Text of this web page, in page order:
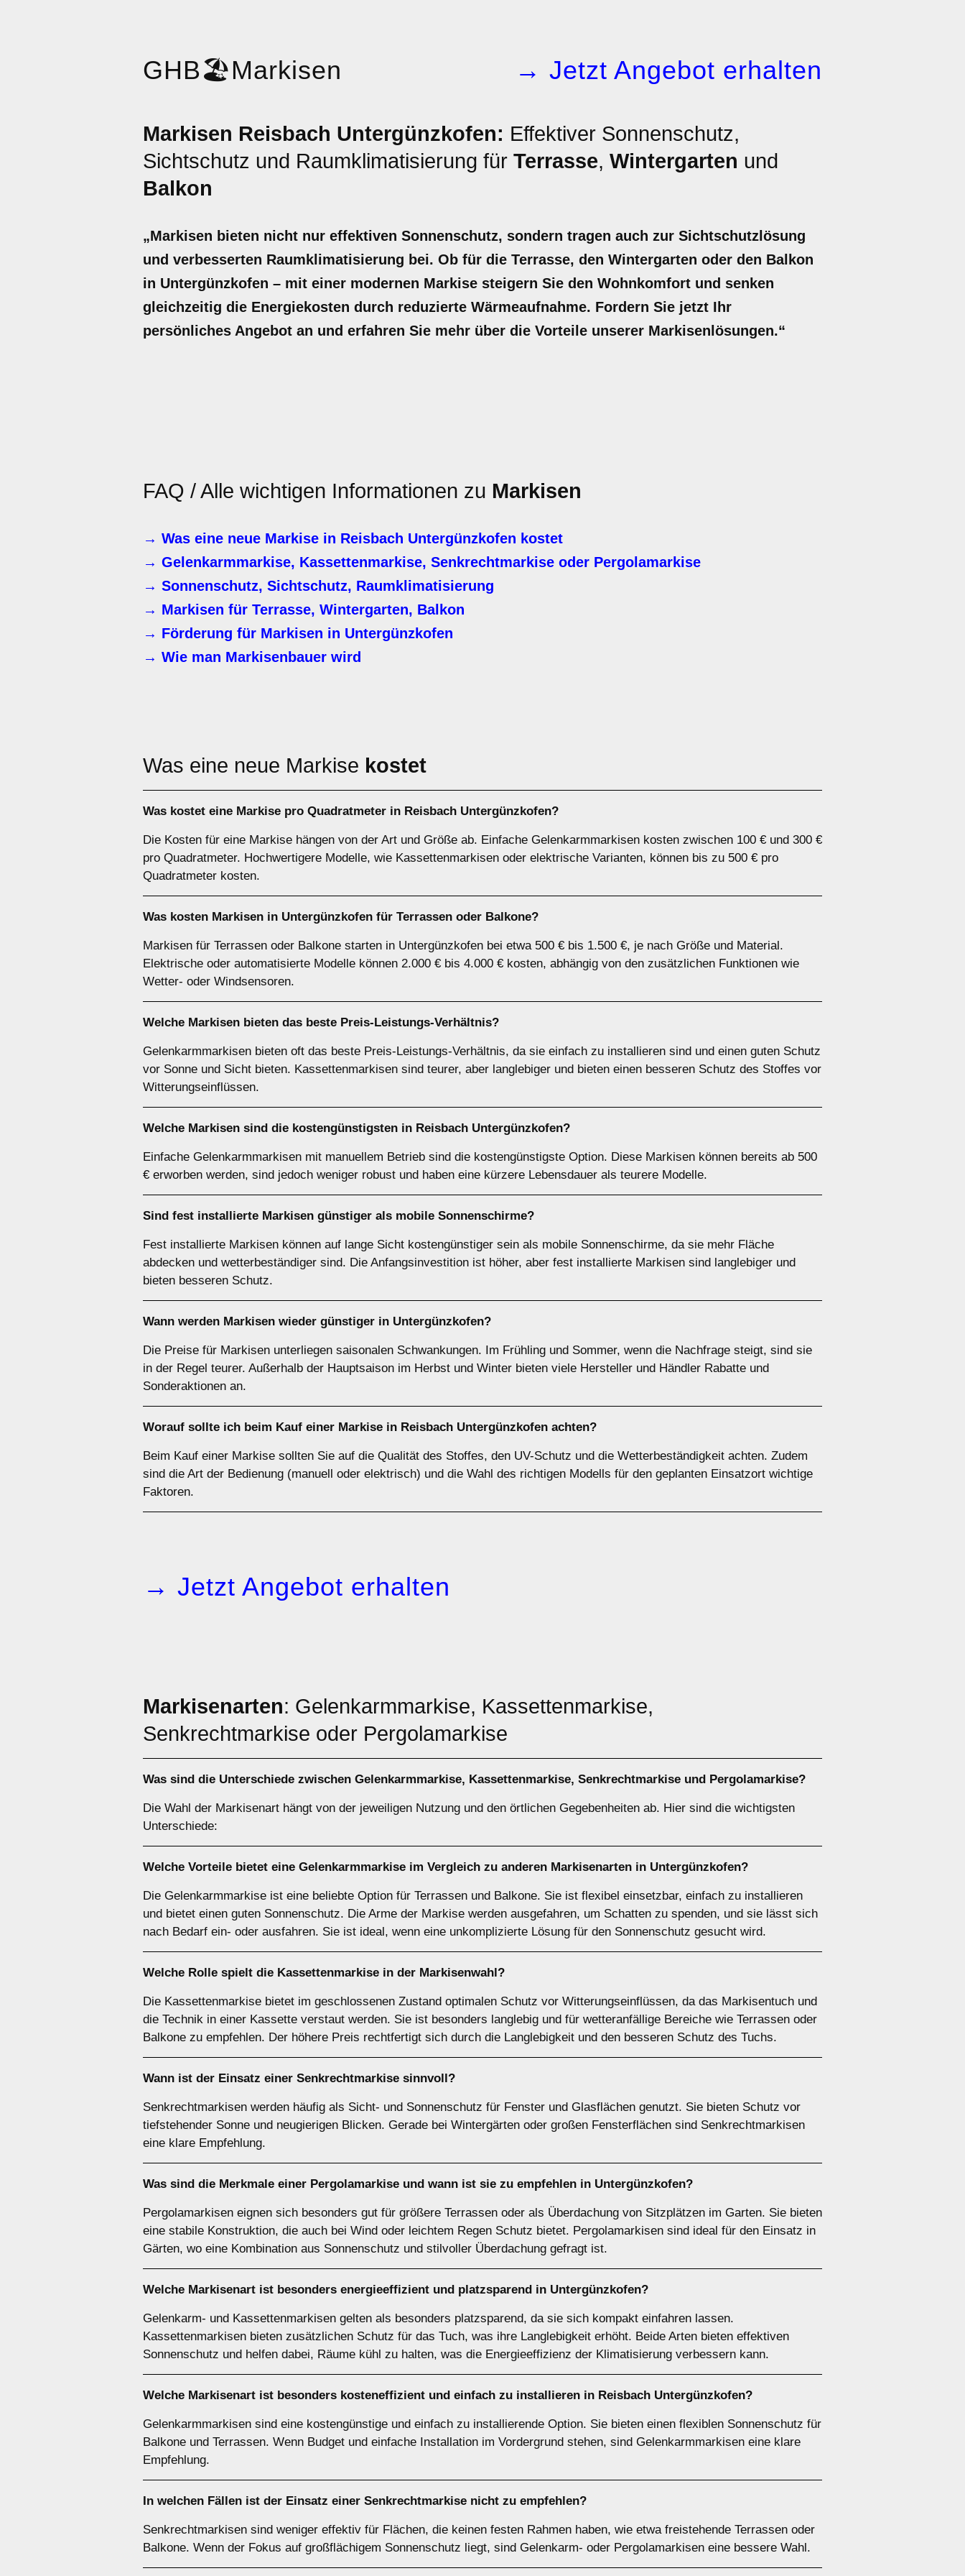
GHB🏖️Markisen → Jetzt Angebot erhalten
Markisen Reisbach Untergünzkofen: Effektiver Sonnenschutz,
Sichtschutz und Raumklimatisierung für Terrasse, Wintergarten und
Balkon
„Markisen bieten nicht nur effektiven Sonnenschutz, sondern tragen auch zur Sichtschutzlösung
und verbesserten Raumklimatisierung bei. Ob für die Terrasse, den Wintergarten oder den Balkon
in Untergünzkofen – mit einer modernen Markise steigern Sie den Wohnkomfort und senken
gleichzeitig die Energiekosten durch reduzierte Wärmeaufnahme. Fordern Sie jetzt Ihr
persönliches Angebot an und erfahren Sie mehr über die Vorteile unserer Markisenlösungen.“
FAQ / Alle wichtigen Informationen zu Markisen
→ Was eine neue Markise in Reisbach Untergünzkofen kostet
→ Gelenkarmmarkise, Kassettenmarkise, Senkrechtmarkise oder Pergolamarkise
→ Sonnenschutz, Sichtschutz, Raumklimatisierung
→ Markisen für Terrasse, Wintergarten, Balkon
→ Förderung für Markisen in Untergünzkofen
→ Wie man Markisenbauer wird
Was eine neue Markise kostet
Was kostet eine Markise pro Quadratmeter in Reisbach Untergünzkofen?
Die Kosten für eine Markise hängen von der Art und Größe ab. Einfache Gelenkarmmarkisen kosten zwischen 100 € und 300 €
pro Quadratmeter. Hochwertigere Modelle, wie Kassettenmarkisen oder elektrische Varianten, können bis zu 500 € pro
Quadratmeter kosten.
Was kosten Markisen in Untergünzkofen für Terrassen oder Balkone?
Markisen für Terrassen oder Balkone starten in Untergünzkofen bei etwa 500 € bis 1.500 €, je nach Größe und Material.
Elektrische oder automatisierte Modelle können 2.000 € bis 4.000 € kosten, abhängig von den zusätzlichen Funktionen wie
Wetter- oder Windsensoren.
Welche Markisen bieten das beste Preis-Leistungs-Verhältnis?
Gelenkarmmarkisen bieten oft das beste Preis-Leistungs-Verhältnis, da sie einfach zu installieren sind und einen guten Schutz
vor Sonne und Sicht bieten. Kassettenmarkisen sind teurer, aber langlebiger und bieten einen besseren Schutz des Stoffes vor
Witterungseinflüssen.
Welche Markisen sind die kostengünstigsten in Reisbach Untergünzkofen?
Einfache Gelenkarmmarkisen mit manuellem Betrieb sind die kostengünstigste Option. Diese Markisen können bereits ab 500
€ erworben werden, sind jedoch weniger robust und haben eine kürzere Lebensdauer als teurere Modelle.
Sind fest installierte Markisen günstiger als mobile Sonnenschirme?
Fest installierte Markisen können auf lange Sicht kostengünstiger sein als mobile Sonnenschirme, da sie mehr Fläche
abdecken und wetterbeständiger sind. Die Anfangsinvestition ist höher, aber fest installierte Markisen sind langlebiger und
bieten besseren Schutz.
Wann werden Markisen wieder günstiger in Untergünzkofen?
Die Preise für Markisen unterliegen saisonalen Schwankungen. Im Frühling und Sommer, wenn die Nachfrage steigt, sind sie
in der Regel teurer. Außerhalb der Hauptsaison im Herbst und Winter bieten viele Hersteller und Händler Rabatte und
Sonderaktionen an.
Worauf sollte ich beim Kauf einer Markise in Reisbach Untergünzkofen achten?
Beim Kauf einer Markise sollten Sie auf die Qualität des Stoffes, den UV-Schutz und die Wetterbeständigkeit achten. Zudem
sind die Art der Bedienung (manuell oder elektrisch) und die Wahl des richtigen Modells für den geplanten Einsatzort wichtige
Faktoren.
→ Jetzt Angebot erhalten
Markisenarten: Gelenkarmmarkise, Kassettenmarkise,
Senkrechtmarkise oder Pergolamarkise
Was sind die Unterschiede zwischen Gelenkarmmarkise, Kassettenmarkise, Senkrechtmarkise und Pergolamarkise?
Die Wahl der Markisenart hängt von der jeweiligen Nutzung und den örtlichen Gegebenheiten ab. Hier sind die wichtigsten
Unterschiede:
Welche Vorteile bietet eine Gelenkarmmarkise im Vergleich zu anderen Markisenarten in Untergünzkofen?
Die Gelenkarmmarkise ist eine beliebte Option für Terrassen und Balkone. Sie ist flexibel einsetzbar, einfach zu installieren
und bietet einen guten Sonnenschutz. Die Arme der Markise werden ausgefahren, um Schatten zu spenden, und sie lässt sich
nach Bedarf ein- oder ausfahren. Sie ist ideal, wenn eine unkomplizierte Lösung für den Sonnenschutz gesucht wird.
Welche Rolle spielt die Kassettenmarkise in der Markisenwahl?
Die Kassettenmarkise bietet im geschlossenen Zustand optimalen Schutz vor Witterungseinflüssen, da das Markisentuch und
die Technik in einer Kassette verstaut werden. Sie ist besonders langlebig und für wetteranfällige Bereiche wie Terrassen oder
Balkone zu empfehlen. Der höhere Preis rechtfertigt sich durch die Langlebigkeit und den besseren Schutz des Tuchs.
Wann ist der Einsatz einer Senkrechtmarkise sinnvoll?
Senkrechtmarkisen werden häufig als Sicht- und Sonnenschutz für Fenster und Glasflächen genutzt. Sie bieten Schutz vor
tiefstehender Sonne und neugierigen Blicken. Gerade bei Wintergärten oder großen Fensterflächen sind Senkrechtmarkisen
eine klare Empfehlung.
Was sind die Merkmale einer Pergolamarkise und wann ist sie zu empfehlen in Untergünzkofen?
Pergolamarkisen eignen sich besonders gut für größere Terrassen oder als Überdachung von Sitzplätzen im Garten. Sie bieten
eine stabile Konstruktion, die auch bei Wind oder leichtem Regen Schutz bietet. Pergolamarkisen sind ideal für den Einsatz in
Gärten, wo eine Kombination aus Sonnenschutz und stilvoller Überdachung gefragt ist.
Welche Markisenart ist besonders energieeffizient und platzsparend in Untergünzkofen?
Gelenkarm- und Kassettenmarkisen gelten als besonders platzsparend, da sie sich kompakt einfahren lassen.
Kassettenmarkisen bieten zusätzlichen Schutz für das Tuch, was ihre Langlebigkeit erhöht. Beide Arten bieten effektiven
Sonnenschutz und helfen dabei, Räume kühl zu halten, was die Energieeffizienz der Klimatisierung verbessern kann.
Welche Markisenart ist besonders kosteneffizient und einfach zu installieren in Reisbach Untergünzkofen?
Gelenkarmmarkisen sind eine kostengünstige und einfach zu installierende Option. Sie bieten einen flexiblen Sonnenschutz für
Balkone und Terrassen. Wenn Budget und einfache Installation im Vordergrund stehen, sind Gelenkarmmarkisen eine klare
Empfehlung.
In welchen Fällen ist der Einsatz einer Senkrechtmarkise nicht zu empfehlen?
Senkrechtmarkisen sind weniger effektiv für Flächen, die keinen festen Rahmen haben, wie etwa freistehende Terrassen oder
Balkone. Wenn der Fokus auf großflächigem Sonnenschutz liegt, sind Gelenkarm- oder Pergolamarkisen eine bessere Wahl.